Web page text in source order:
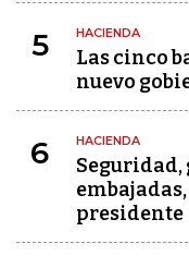
5 HACIENDA
Las cinco
nuevo
6 HACIENDA
Seguridad,
presidente